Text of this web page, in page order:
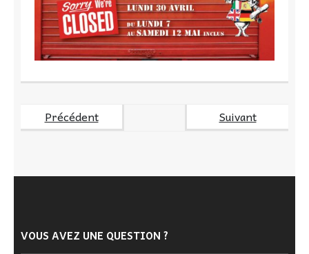
Précédent Suivant
VOUS AVEZ UNE QUESTION ?